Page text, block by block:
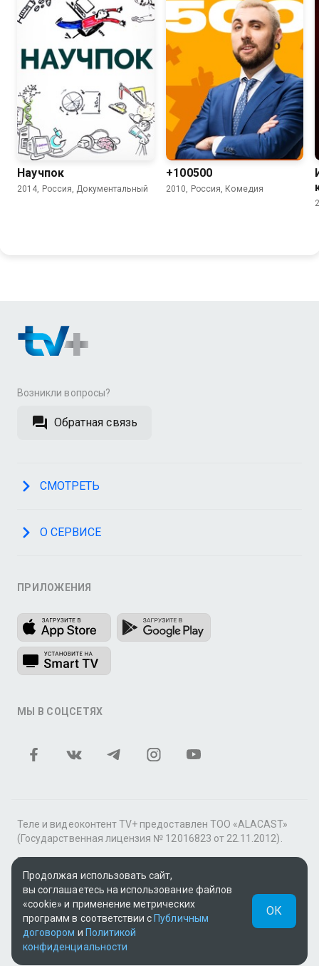
8.2
Научпок
2014, Россия, Документальный
5.5 4.5
+100500
2010, Россия, Комедия
Возникли вопросы?
Обратная связь
СМОТРЕТЬ
О СЕРВИСЕ
ПРИЛОЖЕНИЯ
МЫ В СОЦСЕТЯХ
Теле и видеоконтент TV+ предоставлен ТОО «ALACAST»
(Государственная лицензия № 12016823 от 22.11.2012).
В рамках услуги «Видео по подписке» для «Пакета
фильмов и сериалов tv+» контент предоставляется
онлайн-кинотеатром MEGOGO.
Поддержка: tvplus@telecom.kz
v3.9.15 | SSR
UUID: c5792a54-f2e8-4a97-ab5d-470fbe402e23
Продолжая использовать сайт,
вы соглашаетесь на использование файлов
«cookie» и применение метрических
программ в соответствии с Публичным
договором и Политикой
конфиденциальности
ОК